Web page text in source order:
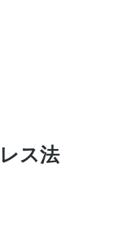
ス法